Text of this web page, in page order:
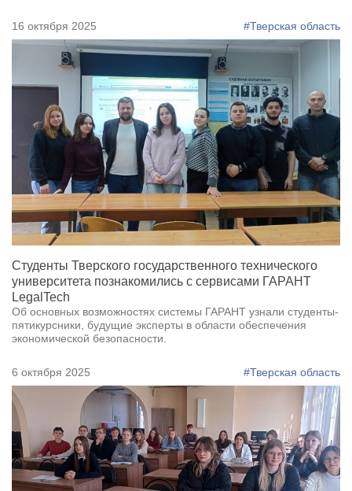
16 октября 2025 #Тверская область
Студенты Тверского государственного технического
университета познакомились с сервисами ГАРАНТ
LegalTech
Об основных возможностях системы ГАРАНТ узнали студенты-
пятикурсники, будущие эксперты в области обеспечения
экономической безопасности.
6 октября 2025 #Тверская область